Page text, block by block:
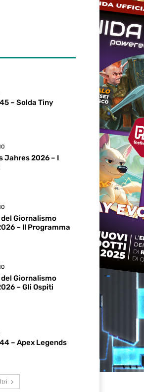
– Solda Tiny
Jahres 2026 – I
Giornalismo
– Il Programma
Giornalismo
– Gli Ospiti
– Apex Legends